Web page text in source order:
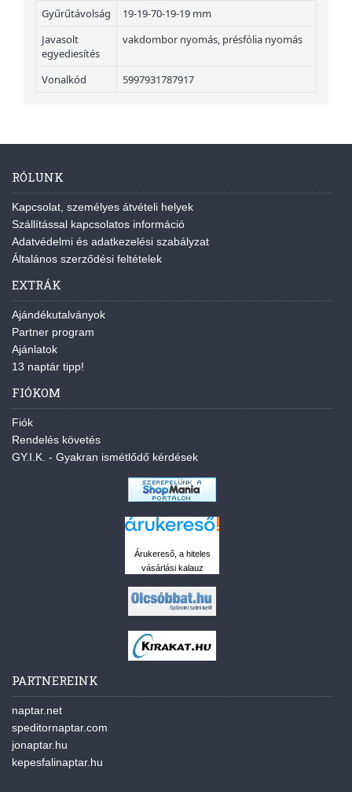
Gyűrűtávolság
19-19-70-19-19 mm
Javasolt
egyediesítés
vakdombor nyomás, présfólia nyomás
Vonalkód 5997931787917
RÓLUNK
Kapcsolat, személyes átvételi helyek
Szállítással kapcsolatos információ
Adatvédelmi és adatkezelési szabályzat
Általános szerződési feltételek
EXTRÁK
Ajándékutalványok
Partner program
Ajánlatok
13 naptár tipp!
FIÓKOM
Fiók
Rendelés követés
GY.I.K. - Gyakran ismétlődő kérdések
Árukereső, a hiteles
vásárlási kalauz
PARTNEREINK
naptar.net
speditornaptar.com
jonaptar.hu
kepesfalinaptar.hu